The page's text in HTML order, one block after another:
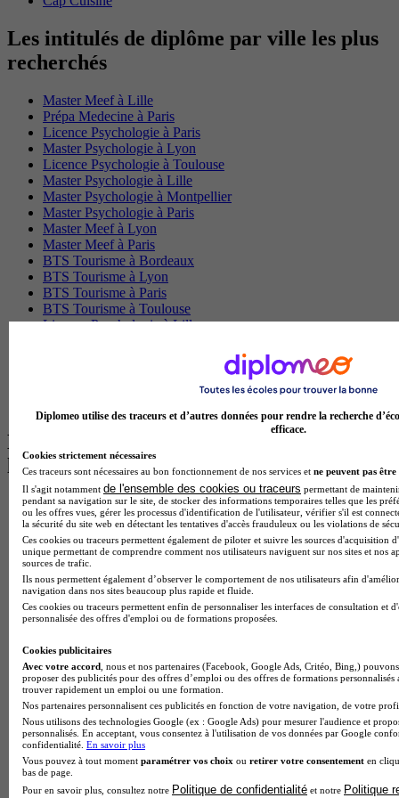
Les intitulés de diplôme par ville les plus
recherchés
Master Meef à Lille
Prépa Medecine à Paris
Licence Psychologie à Paris
Master Psychologie à Lyon
Licence Psychologie à Toulouse
Master Psychologie à Lille
Master Psychologie à Montpellier
Master Psychologie à Paris
Master Meef à Lyon
Master Meef à Paris
BTS Tourisme à Bordeaux
BTS Tourisme à Lyon
BTS Tourisme à Paris
BTS Tourisme à Toulouse
Licence Psychologie à Lille
BTS Communication à Bordeaux
BTS Communication à Lyon
Les intitulés de diplôme par alternance
les plus recherchés
BTS Esf en alternance
BTS Dietetique en alternance
BTS Mco en alternance
BTS Pi en alternance
BTS Sp3s en alternance
Master CCA en alternance
BTS Ndrc en alternance
BTS Sam en alternance
BTS Sio en alternance
MSc Marketing Digital en alternance
BTS Gpme en alternance
Cap Electricien en alternance
BTS Gpn en alternance
BTS Domotique en alternance
BAC Pro Agora en alternance
BTS Sta en alternance
BTS Iris en alternance
BTS Tpl en alternance
Diplomeo utilise des traceurs et d’autres données pour rendre la recherche
efficace.
Cookies strictement nécessaires
Ces traceurs sont nécessaires au bon fonctionnement de nos services et ne peuvent pas être
Il s'agit notamment de l'ensemble des cookies ou traceurs permettant de
pendant sa navigation sur le site, de stocker des informations temporaires telles que les
ou les offres vues, gérer les processus d'identification de l'utilisateur, vérifier s'il est
la sécurité du site web en détectant les tentatives d'accès frauduleux ou les violations de
Ces cookies ou traceurs permettent également de piloter et suivre les sources d'acquisition
unique permettant de comprendre comment nos utilisateurs naviguent sur nos sites et nos
sources de trafic.
Ils nous permettent également d’observer le comportement de nos utilisateurs afin
navigation dans nos sites beaucoup plus rapide et fluide.
Ces cookies ou traceurs permettent enfin de personnaliser les interfaces de consultation et
personnalisée des offres d'emploi ou de formations proposées.
Cookies publicitaires
Avec votre accord , nous et nos partenaires (Facebook, Google Ads, Critéo, Bing,)
proposer des publicités pour des offres d’emploi ou des offres de formations
trouver rapidement un emploi ou une formation.
Nos partenaires personnalisent ces publicités en fonction de votre navigation, de votre
Nous utilisons des technologies Google (ex : Google Ads) pour mesurer l'audience et
personnalisés. En acceptant, vous consentez à l'utilisation de vos données par Google
confidentialité. En savoir plus
Vous pouvez à tout moment paramétrer vos choix ou retirer votre consentement en
bas de page.
Pour en savoir plus, consultez notre Politique de confidentialité et notre Politique